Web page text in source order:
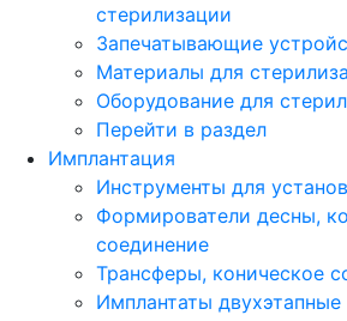
стерилизации
Запечатывающие
Материалы для
Оборудование для
Перейти в раздел
Имплантация
Инструменты для
Формирователи десны,
соединение
Трансферы, коническое
Имплантаты двухэтапные